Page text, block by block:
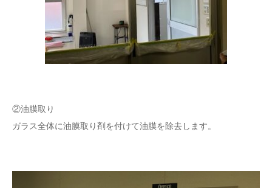
②油膜取り
ガラス全体に油膜取り剤を付けて油膜を除去します。